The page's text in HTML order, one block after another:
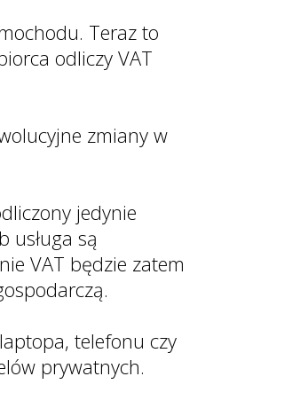
Teraz to
odliczy VAT
zmiany w
jedynie
usługa są
VAT będzie zatem
telefonu czy
prywatnych.